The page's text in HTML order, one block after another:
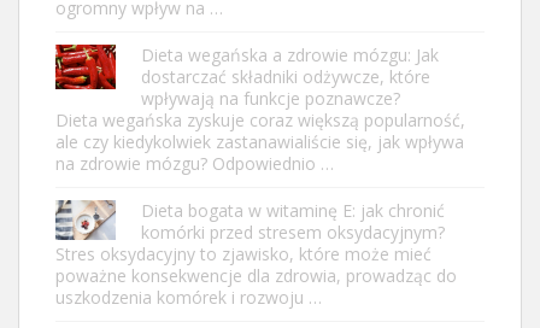
ogromny wpływ na …
Dieta wegańska a zdrowie mózgu: Jak
dostarczać składniki odżywcze, które
wpływają na funkcje poznawcze?
Dieta wegańska zyskuje coraz większą popularność,
ale czy kiedykolwiek zastanawialiście się, jak wpływa
na zdrowie mózgu? Odpowiednio …
Dieta bogata w witaminę E: jak chronić
komórki przed stresem oksydacyjnym?
Stres oksydacyjny to zjawisko, które może mieć
poważne konsekwencje dla zdrowia, prowadząc do
uszkodzenia komórek i rozwoju …